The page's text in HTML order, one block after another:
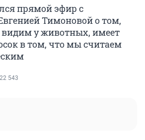
прямой эфир с
Тимоновой о том,
видим у животных, имеет
в том, что мы считаем
22 543